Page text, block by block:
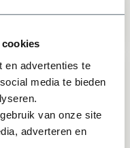
en advertenties te
media te bieden
van onze site
adverteren en
(set van 2) T-